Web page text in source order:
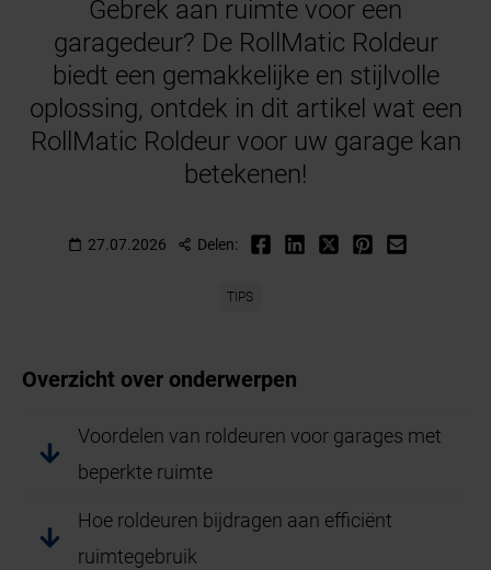
Gebrek aan ruimte voor een
garagedeur? De RollMatic Roldeur
biedt een gemakkelijke en stijlvolle
oplossing, ontdek in dit artikel wat een
RollMatic Roldeur voor uw garage kan
betekenen!
27.07.2026 Delen:
TIPS
Overzicht over onderwerpen
Voordelen van roldeuren voor garages met
beperkte ruimte
Hoe roldeuren bijdragen aan efficiënt
ruimtegebruik